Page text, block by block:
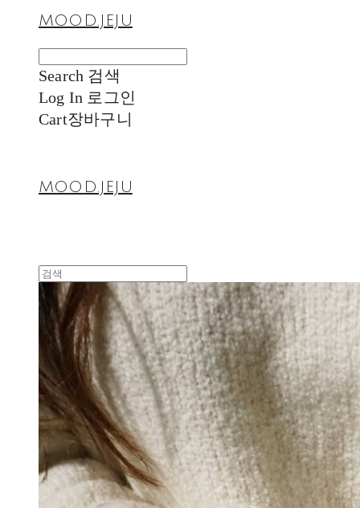
MOOD.JEJU
Search 검색
Log In 로그인
Cart장바구니
MOOD.JEJU